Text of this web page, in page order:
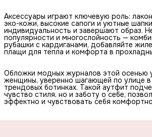
Аксессуары играют ключевую роль:
эко-кожи, высокие сапоги и уютные
индивидуальность и завершают образ.
популярности и многослойность —
рубашки с кардиганами, добавляйте
плащи для тепла и комфорта в
Обложки модных журналов этой осенью
женщины, уверенно шагающей по улице в
трендовых ботинках. Такой аутфит
чувство стиля, но и заботу о себе,
эффектно и чувствовать себя